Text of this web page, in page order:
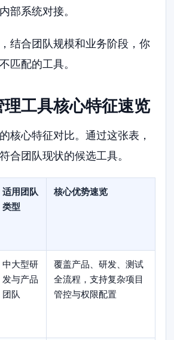
部系统对接。
结合团队规模和业务阶段，你
匹配的工具。
工具核心特征速览
核心特征对比。通过这张表，
合团队现状的候选工具。
适用团队
类型
核心优势速览
中大型研
发与产品
团队
覆盖产品、研发、测试
全流程，支持复杂项目
管控与权限配置